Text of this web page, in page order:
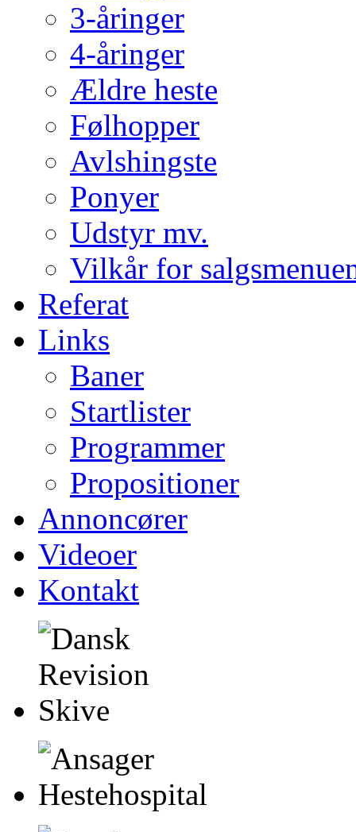
3-åringer
4-åringer
Ældre heste
Følhopper
Avlshingste
Ponyer
Udstyr mv.
Vilkår for
Referat
Links
Baner
Startlister
Programmer
Propositioner
Annoncører
Videoer
Kontakt